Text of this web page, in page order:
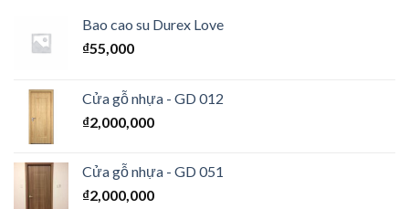
Bao cao su Durex Love
₫55,000
Cửa gỗ nhựa - GD 012
₫2,000,000
Cửa gỗ nhựa - GD 051
₫2,000,000